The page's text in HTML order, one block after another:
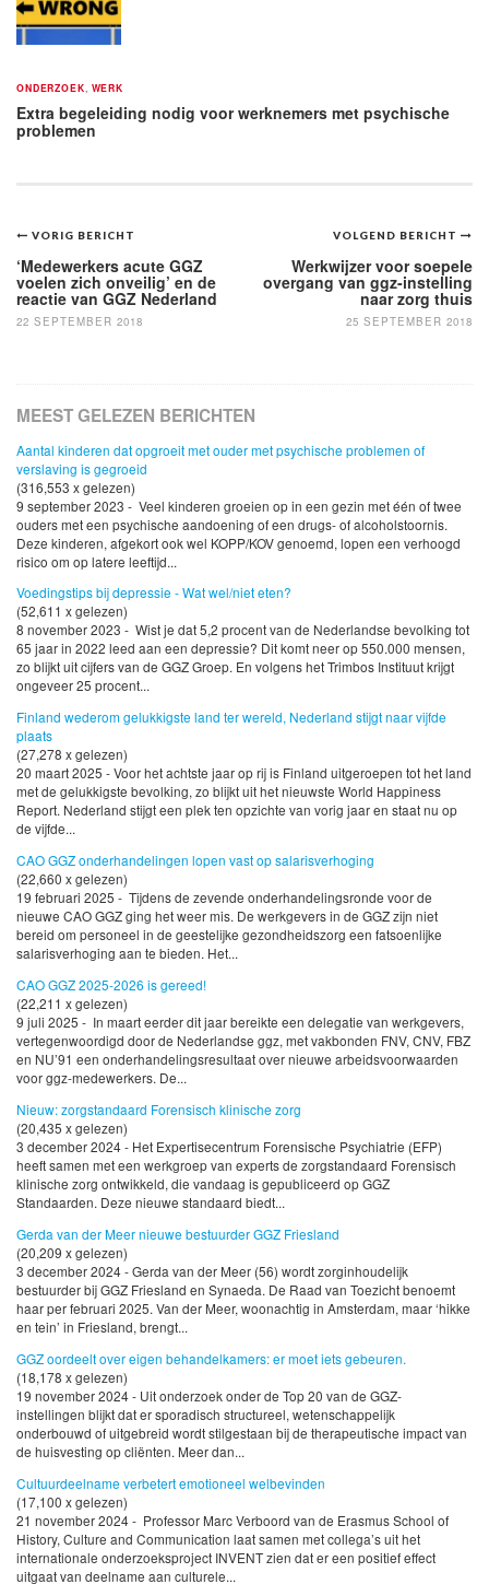
ONDERZOEK WERK
Extra begeleiding nodig voor werknemers met psychische
problemen
Bericht
navigatie
VOLGEND BERICHT
Werkwijzer voor soepele
overgang van ggz-instelling
naar zorg thuis
25 SEPTEMBER 2018
VORIG BERICHT
‘Medewerkers acute GGZ
voelen zich onveilig’ en de
reactie van GGZ Nederland
22 SEPTEMBER 2018
MEEST GELEZEN BERICHTEN
Aantal kinderen dat opgroeit met ouder met psychische problemen of
verslaving is gegroeid
(316,553 x gelezen)
9 september 2023 - Veel kinderen groeien op in een gezin met één of twee
ouders met een psychische aandoening of een drugs- of alcoholstoornis.
Deze kinderen, afgekort ook wel KOPP/KOV genoemd, lopen een verhoogd
risico om op latere leeftijd...
Voedingstips bij depressie - Wat wel/niet eten?
(52,611 x gelezen)
8 november 2023 - Wist je dat 5,2 procent van de Nederlandse bevolking tot
65 jaar in 2022 leed aan een depressie? Dit komt neer op 550.000 mensen,
zo blijkt uit cijfers van de GGZ Groep. En volgens het Trimbos Instituut krijgt
ongeveer 25 procent...
Finland wederom gelukkigste land ter wereld, Nederland stijgt naar vijfde
plaats
(27,278 x gelezen)
20 maart 2025 - Voor het achtste jaar op rij is Finland uitgeroepen tot het land
met de gelukkigste bevolking, zo blijkt uit het nieuwste World Happiness
Report. Nederland stijgt een plek ten opzichte van vorig jaar en staat nu op
de vijfde...
CAO GGZ onderhandelingen lopen vast op salarisverhoging
(22,660 x gelezen)
19 februari 2025 - Tijdens de zevende onderhandelingsronde voor de
nieuwe CAO GGZ ging het weer mis. De werkgevers in de GGZ zijn niet
bereid om personeel in de geestelijke gezondheidszorg een fatsoenlijke
salarisverhoging aan te bieden. Het...
CAO GGZ 2025-2026 is gereed!
(22,211 x gelezen)
9 juli 2025 - In maart eerder dit jaar bereikte een delegatie van werkgevers,
vertegenwoordigd door de Nederlandse ggz, met vakbonden FNV, CNV, FBZ
en NU’91 een onderhandelingsresultaat over nieuwe arbeidsvoorwaarden
voor ggz-medewerkers. De...
Nieuw: zorgstandaard Forensisch klinische zorg
(20,435 x gelezen)
3 december 2024 - Het Expertisecentrum Forensische Psychiatrie (EFP)
heeft samen met een werkgroep van experts de zorgstandaard Forensisch
klinische zorg ontwikkeld, die vandaag is gepubliceerd op GGZ
Standaarden. Deze nieuwe standaard biedt...
Gerda van der Meer nieuwe bestuurder GGZ Friesland
(20,209 x gelezen)
3 december 2024 - Gerda van der Meer (56) wordt zorginhoudelijk
bestuurder bij GGZ Friesland en Synaeda. De Raad van Toezicht benoemt
haar per februari 2025. Van der Meer, woonachtig in Amsterdam, maar ‘hikke
en tein’ in Friesland, brengt...
GGZ oordeelt over eigen behandelkamers: er moet iets gebeuren.
(18,178 x gelezen)
19 november 2024 - Uit onderzoek onder de Top 20 van de GGZ-
instellingen blijkt dat er sporadisch structureel, wetenschappelijk
onderbouwd of uitgebreid wordt stilgestaan bij de therapeutische impact van
de huisvesting op cliënten. Meer dan...
Cultuurdeelname verbetert emotioneel welbevinden
(17,100 x gelezen)
21 november 2024 - Professor Marc Verboord van de Erasmus School of
History, Culture and Communication laat samen met collega’s uit het
internationale onderzoeksproject INVENT zien dat er een positief effect
uitgaat van deelname aan culturele...